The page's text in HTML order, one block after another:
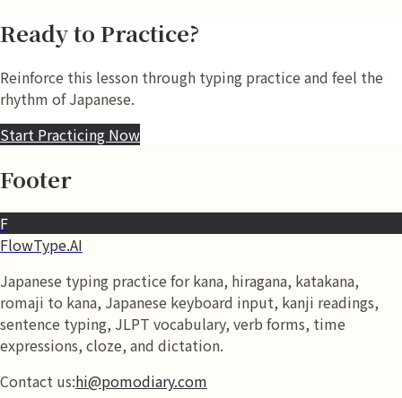
Ready to Practice?
Reinforce this lesson through typing practice and feel the
rhythm of Japanese.
Start Practicing Now
Footer
F
FlowType.AI
Japanese typing practice for kana, hiragana, katakana,
romaji to kana, Japanese keyboard input, kanji readings,
sentence typing, JLPT vocabulary, verb forms, time
expressions, cloze, and dictation.
Contact us:hi@pomodiary.com